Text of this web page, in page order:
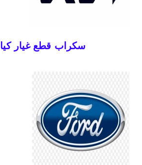
سكراب قطع غيار كيا KIA